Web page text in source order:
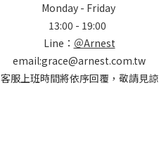
Monday - Friday
13:00 - 19:00
Line： ＠Arnest
email:grace@arnest.com.tw
客服上班時間將依序回覆，敬請見諒